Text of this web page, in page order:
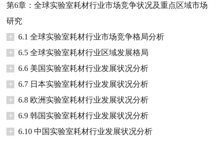
第6章：全球实验室耗材行业市场竞争状况及重点区域市场
研究
+
6.1 全球实验室耗材行业市场竞争格局分析
+
6.5 全球实验室耗材行业区域发展格局
+
6.6 美国实验室耗材行业发展状况分析
+
6.7 日本实验室耗材行业发展状况分析
+
6.8 欧洲实验室耗材行业发展状况分析
+
6.9 韩国实验室耗材行业发展状况分析
+
6.10 中国实验室耗材行业发展状况分析